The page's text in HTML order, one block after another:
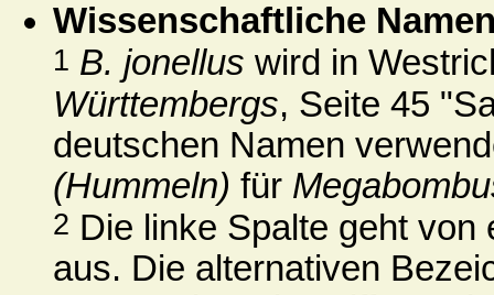
Wissenschaftliche
1 B. jonellus wird in
Württembergs, Seite 45
deutschen Namen
(Hummeln) für
2 Die linke Spalte geht
aus. Die alternativen